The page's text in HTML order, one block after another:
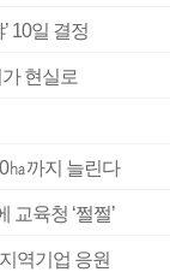
10일 결정
현실로
㏊까지 늘린다
육청 ‘쩔쩔’
역기업 응원